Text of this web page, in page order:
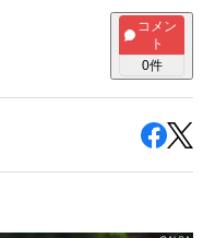
コメン
ト
0件